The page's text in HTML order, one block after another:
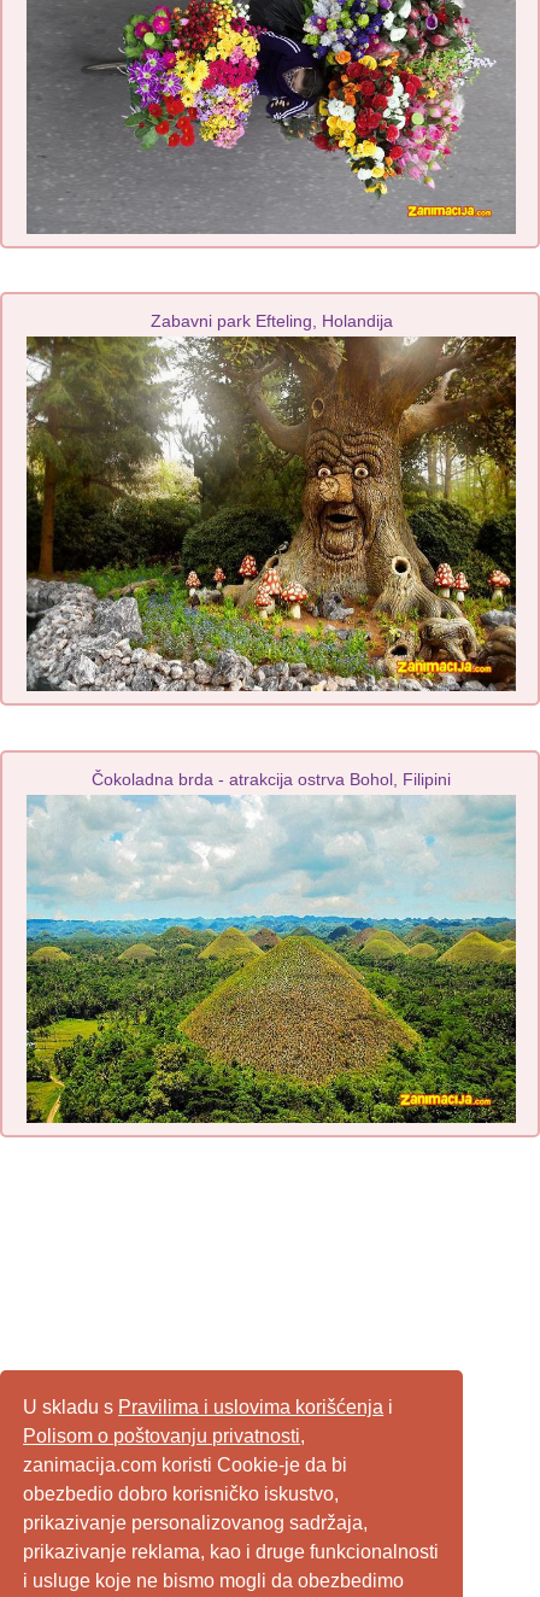
U skladu s Pravilima i uslovima korišćenja i
Polisom o poštovanju privatnosti,
zanimacija.com koristi Cookie-je da bi
obezbedio dobro korisničko iskustvo,
prikazivanje personalizovanog sadržaja,
prikazivanje reklama, kao i druge funkcionalnosti
i usluge koje ne bismo mogli da obezbedimo
Zabavni park Efteling, Holandija
Čokoladna brda - atrakcija ostrva Bohol, Filipini